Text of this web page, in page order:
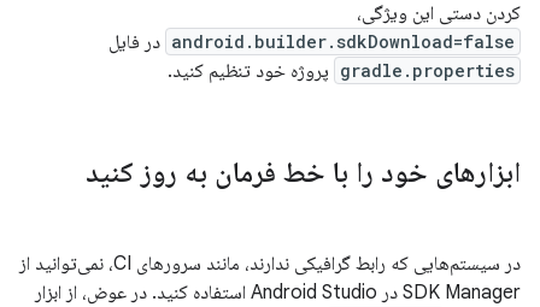
کردن دستی این ویژگی،
android.builder.sdkDownload=false در فایل
gradle.properties پروژه خود تنظیم کنید.
ابزارهای خود را با خط فرمان به روز کنید
در سیستم‌هایی که رابط گرافیکی ندارند، مانند سرورهای CI، نمی‌توانید از
SDK Manager در Android Studio استفاده کنید. در عوض، از ابزار